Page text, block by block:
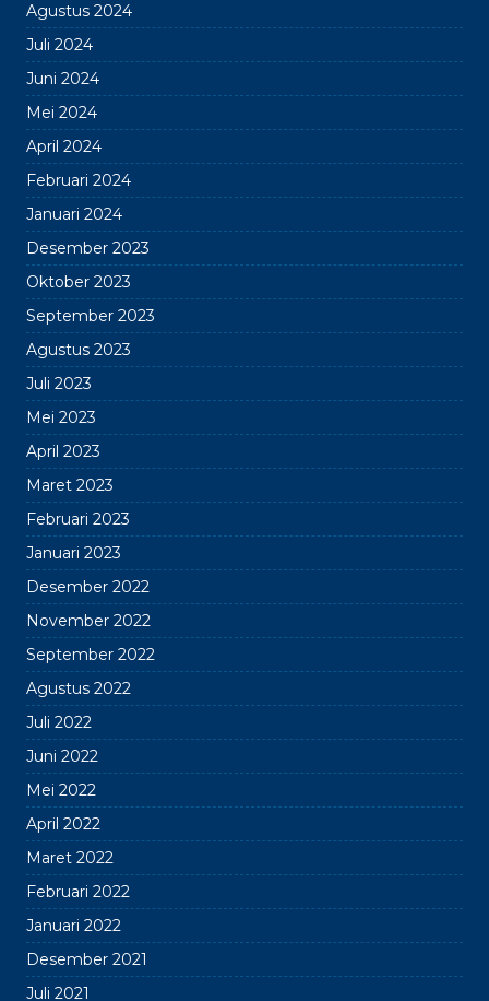
Agustus 2024
Juli 2024
Juni 2024
Mei 2024
April 2024
Februari 2024
Januari 2024
Desember 2023
Oktober 2023
September 2023
Agustus 2023
Juli 2023
Mei 2023
April 2023
Maret 2023
Februari 2023
Januari 2023
Desember 2022
November 2022
September 2022
Agustus 2022
Juli 2022
Juni 2022
Mei 2022
April 2022
Maret 2022
Februari 2022
Januari 2022
Desember 2021
Juli 2021